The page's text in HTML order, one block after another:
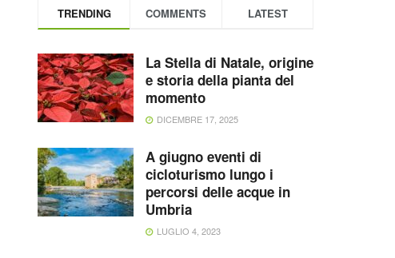
TRENDING COMMENTS LATEST
La Stella di Natale, origine
e storia della pianta del
momento
DICEMBRE 17, 2025
A giugno eventi di
cicloturismo lungo i
percorsi delle acque in
Umbria
LUGLIO 4, 2023